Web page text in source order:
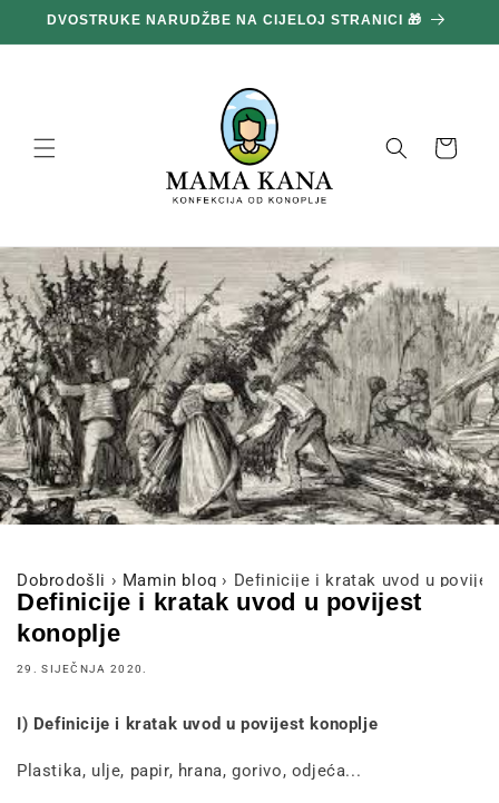
na
sadržaj
DVOSTRUKE NARUDŽBE NA CIJELOJ STRANICI 🎁
Košara
Dobrodošli › Mamin blog › Definicije i kratak uvod u
Definicije i kratak uvod u povijest
konoplje
29. SIJEČNJA 2020.
I) Definicije i kratak uvod u povijest konoplje
Plastika, ulje, papir, hrana, gorivo, odjeća...